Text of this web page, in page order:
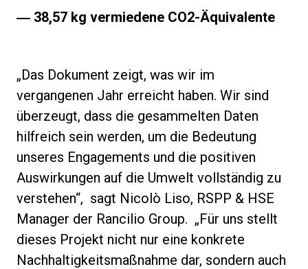
― 38,57 kg vermiedene CO2-Äquivalente
„Das Dokument zeigt, was wir im
vergangenen Jahr erreicht haben. Wir sind
überzeugt, dass die gesammelten Daten
hilfreich sein werden, um die Bedeutung
unseres Engagements und die positiven
Auswirkungen auf die Umwelt vollständig zu
verstehen“, sagt Nicolò Liso, RSPP & HSE
Manager der Rancilio Group. „Für uns stellt
dieses Projekt nicht nur eine konkrete
Nachhaltigkeitsmaßnahme dar, sondern auch